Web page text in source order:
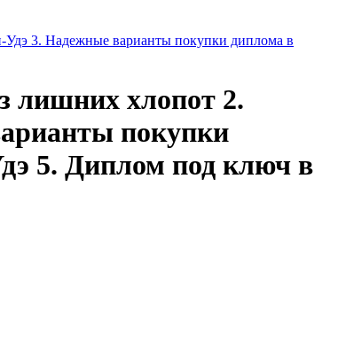
Удэ 3. Надежные варианты покупки диплома в
лишних хлопот 2.
покупки
5. Диплом под ключ в